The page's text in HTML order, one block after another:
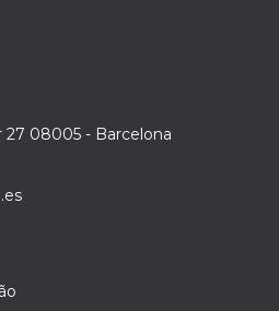
27 08005 - Barcelona